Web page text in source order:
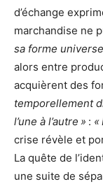
d’échange
marchandise ne
sa forme
alors entre
acquièrent des
temporellement
l’une à l’autre » : «
crise révèle et
La quête de
une suite de